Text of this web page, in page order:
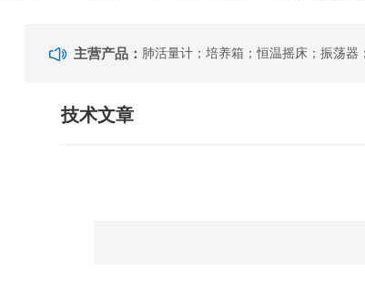
主营产品：
技术文章